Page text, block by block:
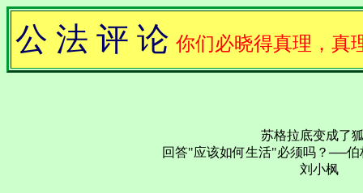
公 法 评 论 你们必晓得真理，真
苏格拉底变成了
回答"应该如何生活"必须吗？──伯
刘小枫